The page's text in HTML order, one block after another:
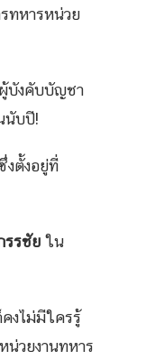
ทหารหน่วย
ผู้บังคับบัญชา
นับปี!
งตั้งอยู่ที่
รชัย ใน
งไม่มีใครรู้
น่วยงานทหาร